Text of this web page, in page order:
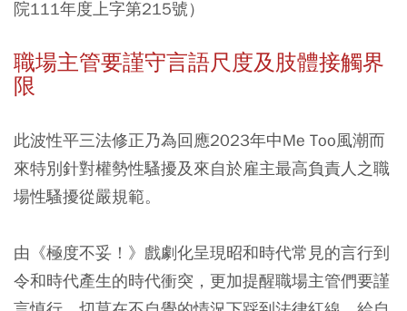
院111年度上字第215號）
職場主管要謹守言語尺度及肢體接觸界
限
此波性平三法修正乃為回應2023年中Me Too風潮而
來特別針對權勢性騷擾及來自於雇主最高負責人之職
場性騷擾從嚴規範。
由《極度不妥！》戲劇化呈現昭和時代常見的言行到
令和時代產生的時代衝突，更加提醒職場主管們要謹